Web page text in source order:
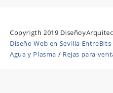
Copyrigth 2019
Diseño Web en Sevilla EntreBits
Agua y Plasma / Rejas para